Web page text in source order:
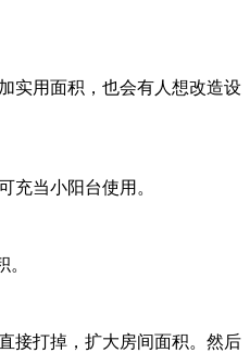
用面积，也会有人想改造设
当小阳台使用。
接打掉，扩大房间面积。然后